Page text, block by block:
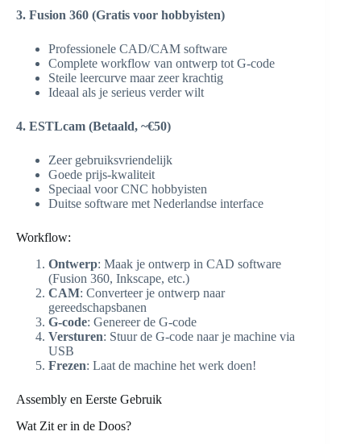
3. Fusion 360 (Gratis voor hobbyisten)
Professionele CAD/CAM software
Complete workflow van ontwerp tot G-code
Steile leercurve maar zeer krachtig
Ideaal als je serieus verder wilt
4. ESTLcam (Betaald, ~€50)
Zeer gebruiksvriendelijk
Goede prijs-kwaliteit
Speciaal voor CNC hobbyisten
Duitse software met Nederlandse interface
Workflow:
Ontwerp: Maak je ontwerp in CAD software
(Fusion 360, Inkscape, etc.)
CAM: Converteer je ontwerp naar
gereedschapsbanen
G-code: Genereer de G-code
Versturen: Stuur de G-code naar je machine via
USB
Frezen: Laat de machine het werk doen!
Assembly en Eerste Gebruik
Wat Zit er in de Doos?